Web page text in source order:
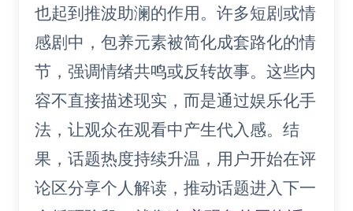
也起到推波助澜的作用。许多短剧或情
感剧中，包养元素被简化成套路化的情
节，强调情绪共鸣或反转故事。这些内
容不直接描述现实，而是通过娱乐化手
法，让观众在观看中产生代入感。结
果，话题热度持续升温，用户开始在评
论区分享个人解读，推动话题进入下一